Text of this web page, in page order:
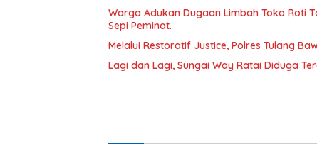
Warga Adukan Dugaan Limbah Toko Roti
Sepi Peminat.
Melalui Restoratif Justice, Polres Tulang
Lagi dan Lagi, Sungai Way Ratai Diduga